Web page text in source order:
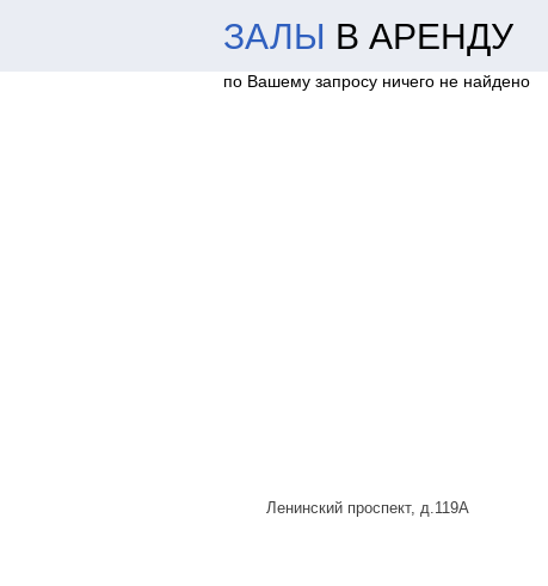
ЗАЛЫ В АРЕНДУ
по Вашему запросу ничего не найдено
Ленинский проспект, д.119А